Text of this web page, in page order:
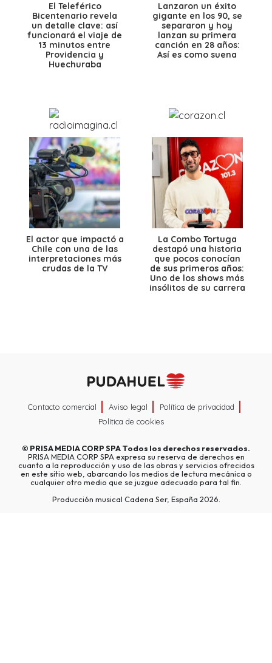
El Teleférico
Bicentenario revela
un detalle clave: así
funcionará el viaje de
13 minutos entre
Providencia y
Huechuraba
Lanzaron un éxito
gigante en los 90, se
separaron y hoy
lanzan su primera
canción en 28 años:
Así es como suena
El actor que impactó a
Chile con una de las
interpretaciones más
crudas de la TV
La Combo Tortuga
destapó una historia
que pocos conocían
de sus primeros años:
Uno de los shows más
insólitos de su carrera
Contacto comercial Aviso legal
Política de privacidad
Política de cookies
© PRISA MEDIA CORP SPATodos los derechos reservados.
PRISA MEDIA CORP SPA expresa su reserva de derechos en
cuanto a la reproducción y uso de las obras y servicios ofrecidos
en este sitio web, abarcando los medios de lectura mecánica o
cualquier otro medio que se juzgue adecuado para tal fin.
Producción musical Cadena Ser, España 2026.